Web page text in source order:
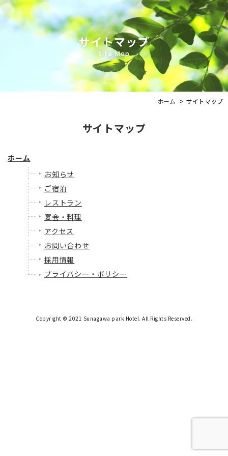
サイトマップ
Site Map
ホーム サイトマップ
サイトマップ
ホーム
お知らせ
ご宿泊
レストラン
宴会・料理
アクセス
お問い合わせ
採用情報
プライバシー・ポリシー
Copyright © 2021 Sunagawa park Hotel. All Rights Reserved.